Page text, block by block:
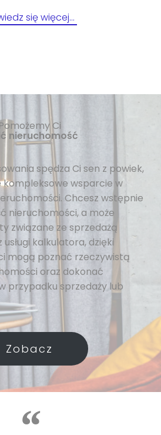
się więcej…
Ci
nieruchomość
spędza Ci sen z powiek,
kompleksowe wsparcie w
Chcesz wstępnie
nieruchomości, a może
związane ze sprzedażą
kalkulatora, dzięki
mogą poznać rzeczywistą
oraz dokonać
przypadku sprzedaży lub
Zobacz